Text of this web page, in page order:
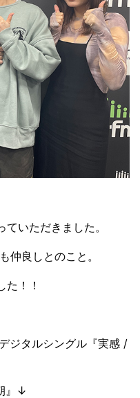
いただきました。
仲良しとのこと。
！！
ジタルシングル『実感 /
』↓